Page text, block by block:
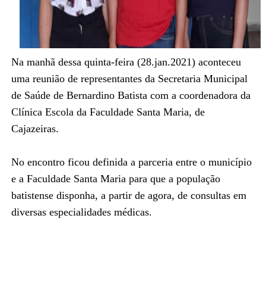
Na manhã dessa quinta-feira (28.jan.2021) aconteceu
uma reunião de representantes da Secretaria Municipal
de Saúde de Bernardino Batista com a coordenadora da
Clínica Escola da Faculdade Santa Maria, de
Cajazeiras.
No encontro ficou definida a parceria entre o município
e a Faculdade Santa Maria para que a população
batistense disponha, a partir de agora, de consultas em
diversas especialidades médicas.